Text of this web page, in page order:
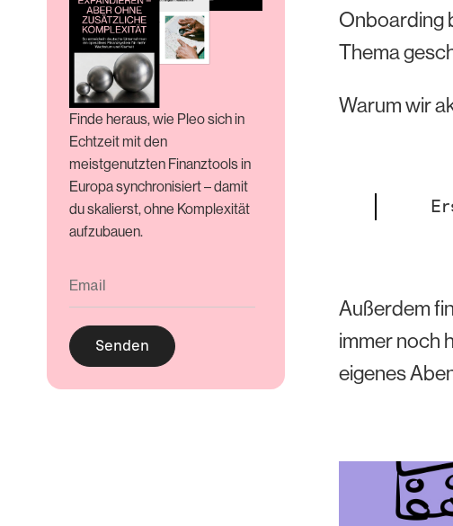
Finde heraus, wie Pleo sich in
Echtzeit mit den
meistgenutzten Finanztools in
Europa synchronisiert – damit
du skalierst, ohne Komplexität
aufzubauen.
Onboarding
Thema
Warum wir
Außerdem
immer noch
eigenes